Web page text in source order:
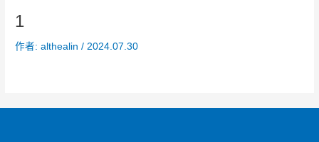
1
作者:althealin/ 2024.07.30